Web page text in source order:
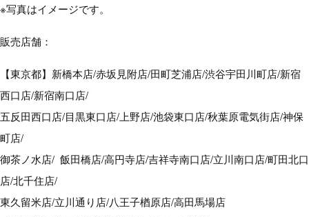
※写真はイメージです。
販売店舗：
【東京都】新橋本店/赤坂見附店/田町芝浦店/渋谷宇田川町店/新宿
西口店/新宿南口店/
五反田西口店/目黒東口店/上野店/池袋東口店/秋葉原電気街店/神保
町店/
御茶ノ水店/ 飯田橋店/高円寺店/吉祥寺南口店/立川南口店/町田北口
店/北千住店/
東久留米店/立川通り店/八王子楢原店/高田馬場店